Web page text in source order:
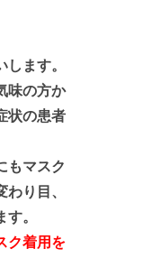
ます。
味の方か
状の患者
もマスク
り目、
。
ク着用を